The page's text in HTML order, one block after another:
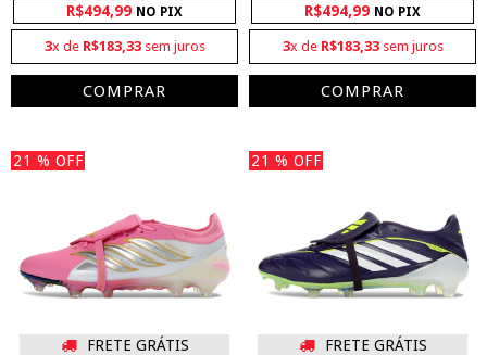
R$494,99 NO PIX
3x de R$183,33sem juros
COMPRAR
R$494,99 NO PIX
3x de R$183,33sem juros
COMPRAR
21 % OFF
FRETE GRÁTIS
21 % OFF
FRETE GRÁTIS